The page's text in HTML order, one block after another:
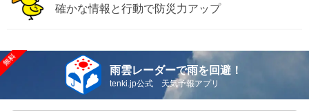
確かな情報と行動で防災力アップ
雨雲レーダーで雨を回避！
tenki.jp公式 天気予報アプリ